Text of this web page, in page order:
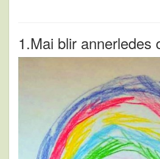
1.Mai blir annerledes